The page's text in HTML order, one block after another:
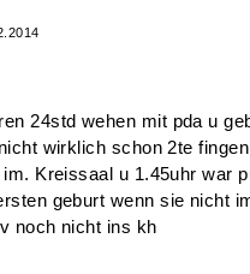
24std wehen mit pda u
wirklich schon 2te
Kreissaal u 1.45uhr war
geburt wenn sie nicht
noch nicht ins kh